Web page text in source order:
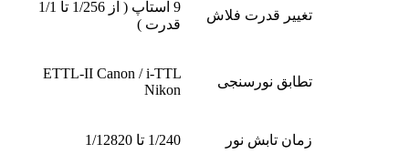
تغییر قدرت فلاش
9 استاپ ( از 1/256 تا 1/1
قدرت )
تطابق نورسنجی
ETTL-II Canon / i-TTL
Nikon
زمان تابش نور 1/240 تا 1/12820